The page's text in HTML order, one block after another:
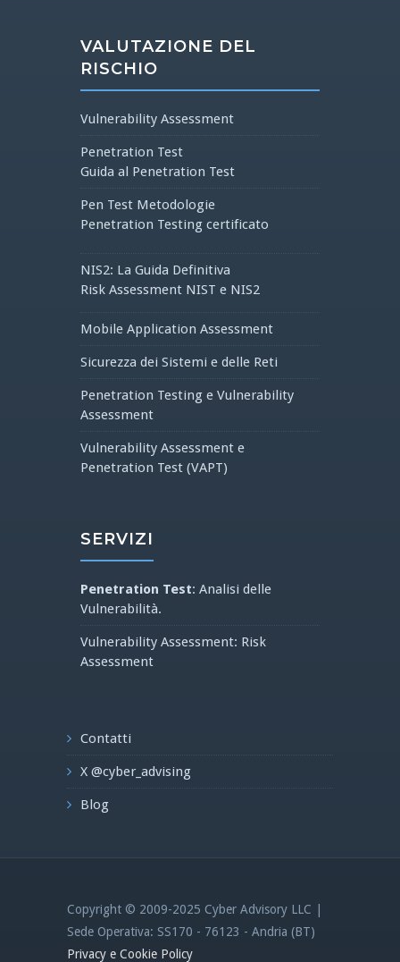
VALUTAZIONE DEL
RISCHIO
Vulnerability Assessment
Penetration Test
Guida al Penetration Test
Pen Test Metodologie
Penetration Testing certificato
NIS2: La Guida Definitiva
Risk Assessment NIST e NIS2
Mobile Application Assessment
Sicurezza dei Sistemi e delle Reti
Penetration Testing e Vulnerability
Assessment
Vulnerability Assessment e
Penetration Test (VAPT)
SERVIZI
Penetration Test: Analisi delle
Vulnerabilità.
Vulnerability Assessment: Risk
Assessment
Contatti
X @cyber_advising
Blog
Copyright © 2009-2025 Cyber Advisory LLC |
Sede Operativa: SS170 - 76123 - Andria (BT)
Privacy e Cookie Policy